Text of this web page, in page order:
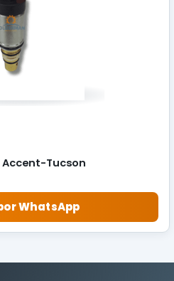
Accent-Tucson
WhatsApp